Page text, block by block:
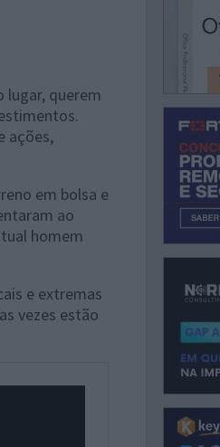
lugar, querem
ações,
em bolsa e
ao
homem
e extremas
vezes estão